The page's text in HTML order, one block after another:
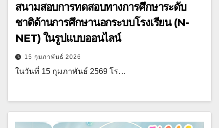
สนามสอบการทดสอบทางการศึกษาระดับ
ชาติด้านการศึกษานอกระบบโรงเรียน (N-
NET) ในรูปแบบออนไลน์
15 กุมภาพันธ์ 2026
ในวันที่ 15 กุมภาพันธ์ 2569 โร…